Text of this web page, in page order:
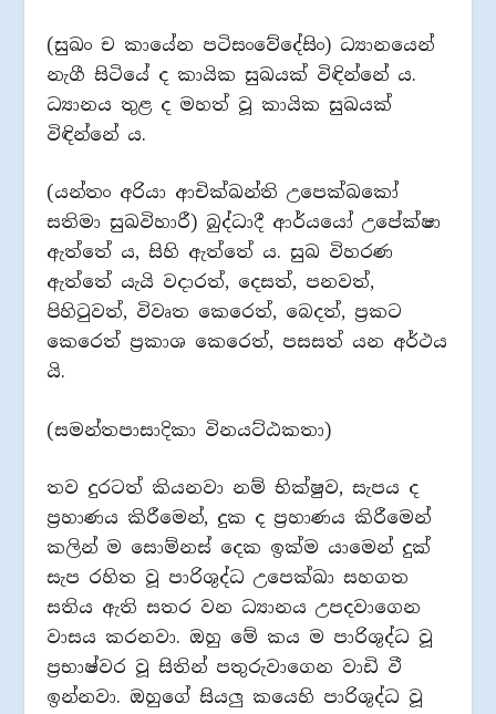
(සුඛං ච කායේන පටිසංවේදේසිං) ධ්‍යානයෙන්
නැගී සිටියේ ද කායික සුඛයක් විඳින්නේ ය.
ධ්‍යානය තුළ ද මහත් වූ කායික සුඛයක්
විඳින්නේ ය.
(යන්තං අරියා ආචික්ඛන්ති උපෙක්ඛකෝ
සතිමා සුඛවිහාරී) බුද්ධාදී ආර්යයෝ උපේක්ෂා
ඇත්තේ ය, සිහි ඇත්තේ ය. සුඛ විහරණ
ඇත්තේ යැයි වදාරත්, දෙසත්, පනවත්,
පිහිටුවත්, විවෘත කෙරෙත්, බෙදත්, ප්‍රකට
කෙරෙත් ප්‍රකාශ කෙරෙත්, පසසත් යන අර්ථය
යි.
(සමන්තපාසාදිකා විනයට්ඨකතා)
තව දුරටත් කියනවා නම් භික්ෂුව, සැපය ද
ප්‍රහාණය කිරීමෙන්, දුක ද ප්‍රහාණය කිරීමෙන්
කලින් ම සොම්නස් දෙක ඉක්ම යාමෙන් දුක්
සැප රහිත වූ පාරිශුද්ධ උපෙක්ඛා සහගත
සතිය ඇති සතර වන ධ්‍යානය උපදවාගෙන
වාසය කරනවා. ඔහු මේ කය ම පාරිශුද්ධ වූ
ප්‍රභාෂ්වර වූ සිතින් පතුරුවාගෙන වාඩි වී
ඉන්නවා. ඔහුගේ සියලු කයෙහි පාරිශුද්ධ වූ